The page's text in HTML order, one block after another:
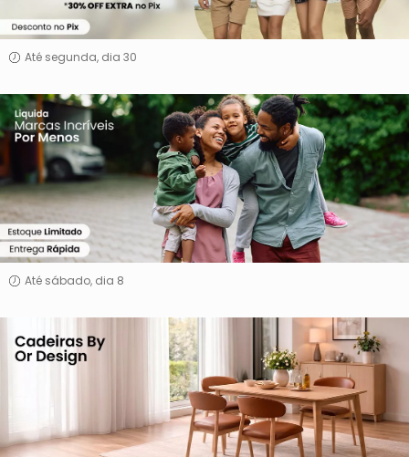
Até segunda, dia 30
Marcas
Incríveis
Por
Menos
Até sábado, dia 8
Cadeiras
By